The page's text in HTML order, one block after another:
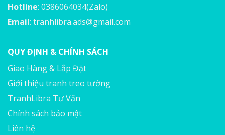
Hotline: 0386064034(Zalo)
Email: tranhlibra.ads@gmail.com
QUY ĐỊNH & CHÍNH SÁCH
Giao Hàng & Lắp Đặt
Giới thiệu tranh treo tường
TranhLibra Tư Vấn
Chính sách bảo mật
Liên hệ